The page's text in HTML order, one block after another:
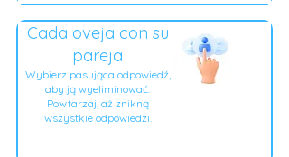
Cada oveja con su
pareja
Wybierz pasująca odpowiedź,
aby ją wyeliminować.
Powtarzaj, aż znikną
wszystkie odpowiedzi.